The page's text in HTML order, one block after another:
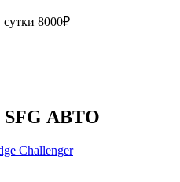
сутки 8000₽
SFG АВТО
Challenger